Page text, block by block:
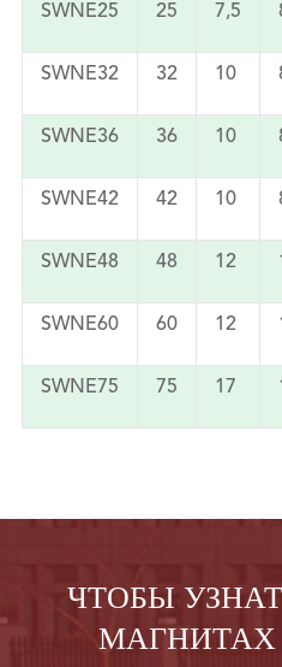
SWNE25 25 7,5
SWNE32 32 10
SWNE36 36 10
SWNE42 42 10
SWNE48 48 12
SWNE60 60 12
SWNE75 75 17
ЧТОБЫ
МАГНИТАХ